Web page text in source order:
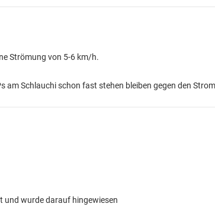
Strömung von 5-6 km/h.
am Schlauchi schon fast stehen bleiben gegen den
und wurde darauf hingewiesen